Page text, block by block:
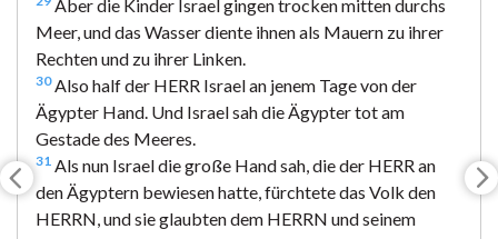
Aber die Kinder Israel gingen trocken mitten durchs
Meer, und das Wasser diente ihnen als Mauern zu ihrer
Rechten und zu ihrer Linken.
30Also half der HERR Israel an jenem Tage von der
Ägypter Hand. Und Israel sah die Ägypter tot am
Gestade des Meeres.
31 Als nun Israel die große Hand sah, die der HERR an
den Ägyptern bewiesen hatte, fürchtete das Volk den
HERRN, und sie glaubten dem HERRN und seinem